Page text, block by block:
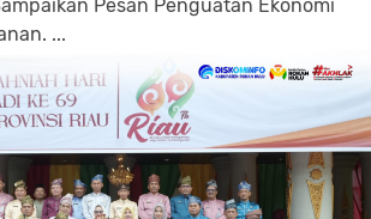
Pesan Penguatan Ekonomi
...